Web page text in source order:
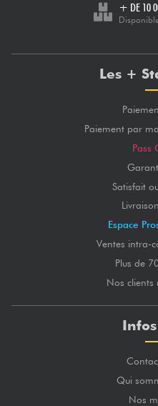
+ DE 10
Les +
Paiement par
Pass
Satisfait
Espace
Ventes intra-
Plus de
Nos clients
Qui
Nos